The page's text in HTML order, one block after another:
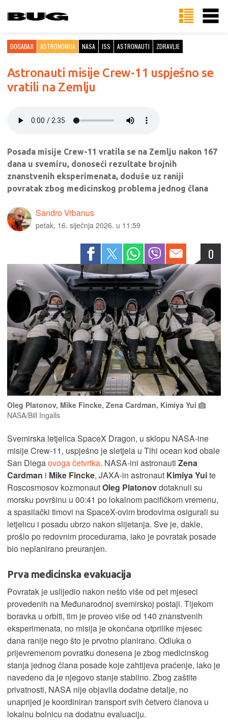
DOGAĐAJI ASTRONOMIJA NASA ISS ASTRONAUTI ZDRAVLJE
Astronauti misije Crew-11 uspješno se
vratili na Zemlju
Posada misije Crew-11 vratila se na Zemlju nakon 167
dana u svemiru, donoseći rezultate brojnih
znanstvenih eksperimenata, doduše uz raniji
povratak zbog medicinskog problema jednog člana
Sandro Vrbanus
petak, 16. siječnja 2026. u 11:59
0
Oleg Platonov, Mike Fincke, Zena Cardman, Kimiya Yui
NASA/Bill Ingalls
Svemirska letjelica SpaceX Dragon, u sklopu NASA-ine
misije Crew-11, uspješno je sletjela u Tihi ocean kod obale
San Diegaovoga četvrtka. NASA-ini astronauti Zena
Cardman i Mike Fincke, JAXA-in astronaut Kimiya Yuite
Roscosmosov kozmonautOleg Platonovdotaknuli su
morsku površinu u 00:41 po lokalnom pacifičkom vremenu,
a spasilački timovi na SpaceX-ovim brodovima osigurali su
letjelicu i posadu ubrzo nakon slijetanja. Sve je, dakle,
prošlo po redovnim procedurama, iako je povratak posade
bio neplanirano preuranjen.
Prva medicinska evakuacija
Povratak je uslijedio nakon nešto više od pet mjeseci
provedenih na Međunarodnoj svemirskoj postaji. Tijekom
boravka u orbiti, tim je proveo više od 140 znanstvenih
eksperimenata, no misija je okončana otprilike mjesec
dana ranije nego što je prvotno planirano. Odluka o
prijevremenom povratku donesena je zbog medicinskog
stanja jednog člana posade koje zahtijeva praćenje, iako je
navedeno da je njegovo stanje stabilno. Zbog zaštite
privatnosti, NASA nije objavila dodatne detalje, no
unaprijed je koordiniran transport svih četvero članova u
lokalnu bolnicu na dodatnu evaluaciju.